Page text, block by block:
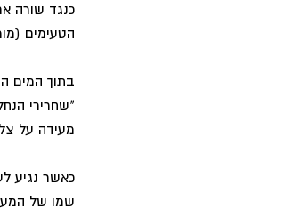
כנגד שורה
הטעימים
בתוך המים
"שחרירי
מעידה על
כאשר נגיע
שמו של